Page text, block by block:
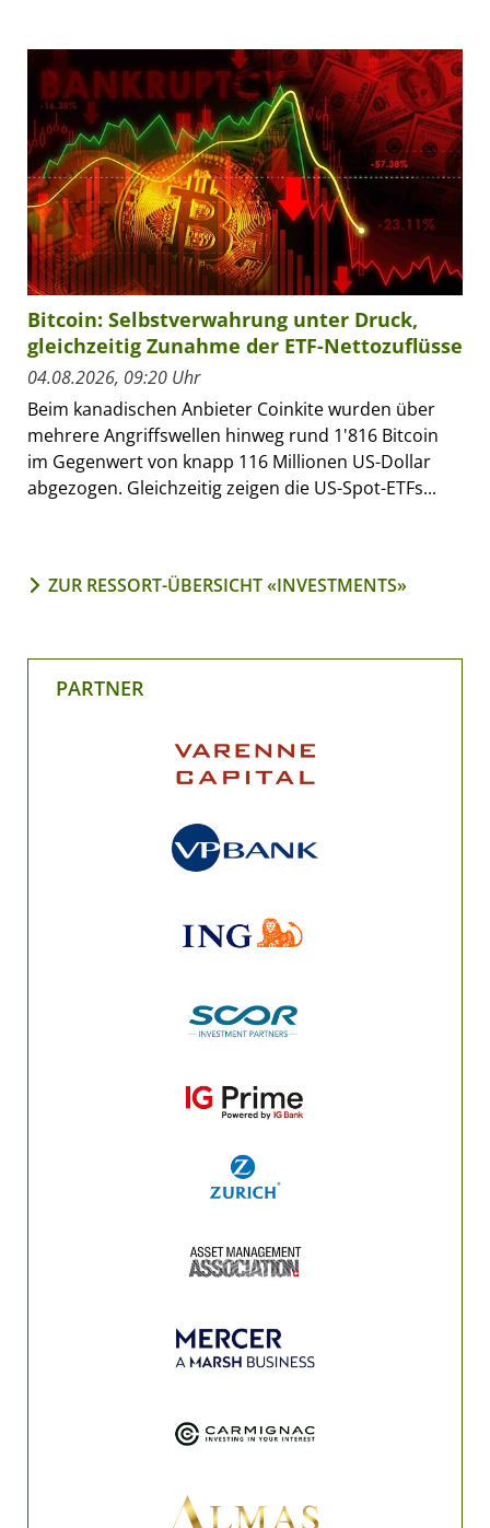
Bitcoin: Selbstverwahrung unter Druck,
gleichzeitig Zunahme der ETF-Nettozuflüsse
04.08.2026, 09:20 Uhr
Beim kanadischen Anbieter Coinkite wurden über
mehrere Angriffswellen hinweg rund 1'816 Bitcoin
im Gegenwert von knapp 116 Millionen US-Dollar
abgezogen. Gleichzeitig zeigen die US-Spot-ETFs...
ZUR RESSORT-ÜBERSICHT «INVESTMENTS»
PARTNER